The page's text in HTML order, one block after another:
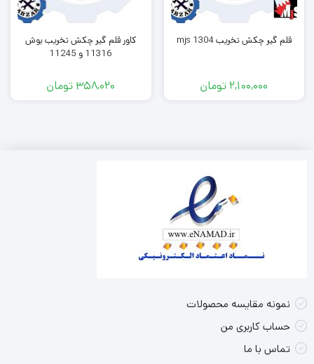
قلم گیر چکش تخریب 1304 mjs
2,100,000 تومان
کاور قلم گیر چکش تخریب بوش
11316 و 11245
358,020 تومان
نمونه مقایسه محصولات
حساب کاربری من
تماس با ما